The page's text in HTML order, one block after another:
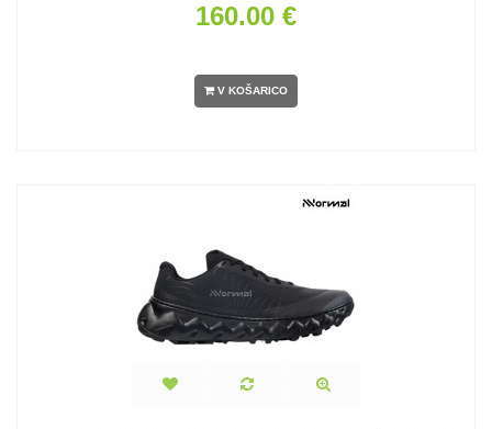
160.00 €
V KOŠARICO